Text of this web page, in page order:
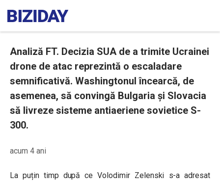
Analiză FT. Decizia SUA de a trimite Ucrainei
drone de atac reprezintă o escaladare
semnificativă. Washingtonul încearcă, de
asemenea, să convingă Bulgaria și Slovacia
să livreze sisteme antiaeriene sovietice S-
300.
acum 4 ani
La puțin timp după ce Volodimir Zelenski s-a adresat